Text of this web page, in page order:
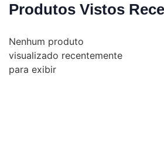
Produtos Vistos
Nenhum produto
visualizado recentemente
para exibir